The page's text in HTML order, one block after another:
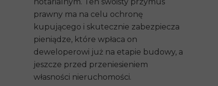
prawny ma na celu ochronę
kupującego i skutecznie zabezpiecza
pieniądze, które wpłaca on
deweloperowi już na etapie budowy, a
jeszcze przed przeniesieniem
własności nieruchomości.